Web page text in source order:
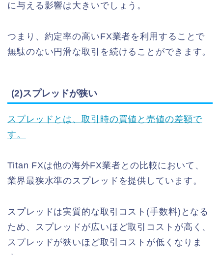
に与える影響は大きいでしょう。
つまり、約定率の高いFX業者を利用することで
無駄のない円滑な取引を続けることができます。
(2)スプレッドが狭い
スプレッドとは、取引時の買値と売値の差額で
す。
Titan FXは他の海外FX業者との比較において、
業界最狭水準のスプレッドを提供しています。
スプレッドは実質的な取引コスト(手数料)となる
ため、スプレッドが広いほど取引コストが高く、
スプレッドが狭いほど取引コストが低くなりま